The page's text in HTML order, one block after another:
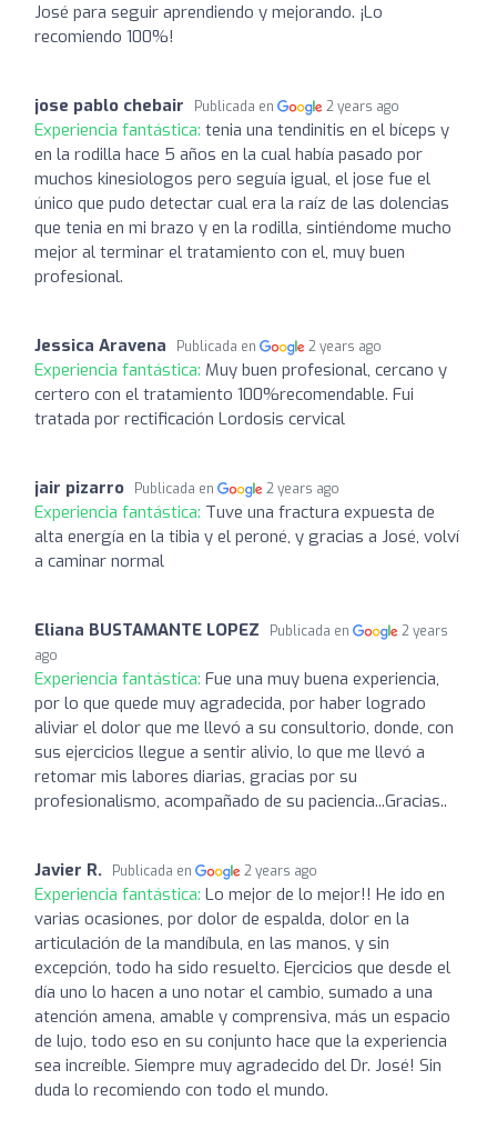
José para seguir aprendiendo y mejorando. ¡Lo
recomiendo 100%!
jose pablo chebair Publicada en 2 years ago
Experiencia fantástica: tenia una tendinitis en el bíceps y
en la rodilla hace 5 años en la cual había pasado por
muchos kinesiologos pero seguía igual, el jose fue el
único que pudo detectar cual era la raíz de las dolencias
que tenia en mi brazo y en la rodilla, sintiéndome mucho
mejor al terminar el tratamiento con el, muy buen
profesional.
Jessica Aravena Publicada en 2 years ago
Experiencia fantástica: Muy buen profesional, cercano y
certero con el tratamiento 100%recomendable. Fui
tratada por rectificación Lordosis cervical
jair pizarro Publicada en 2 years ago
Experiencia fantástica: Tuve una fractura expuesta de
alta energía en la tibia y el peroné, y gracias a José, volví
a caminar normal
Eliana BUSTAMANTE LOPEZ Publicada en
2 years
ago
Experiencia fantástica: Fue una muy buena experiencia,
por lo que quede muy agradecida, por haber logrado
aliviar el dolor que me llevó a su consultorio, donde, con
sus ejercicios llegue a sentir alivio, lo que me llevó a
retomar mis labores diarias, gracias por su
profesionalismo, acompañado de su paciencia...Gracias..
Javier R. Publicada en 2 years ago
Experiencia fantástica: Lo mejor de lo mejor!! He ido en
varias ocasiones, por dolor de espalda, dolor en la
articulación de la mandíbula, en las manos, y sin
excepción, todo ha sido resuelto. Ejercicios que desde el
día uno lo hacen a uno notar el cambio, sumado a una
atención amena, amable y comprensiva, más un espacio
de lujo, todo eso en su conjunto hace que la experiencia
sea increíble. Siempre muy agradecido del Dr. José! Sin
duda lo recomiendo con todo el mundo.